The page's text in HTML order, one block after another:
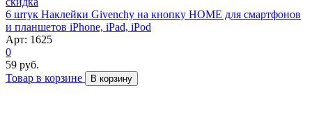
6 штук Наклейки Givenchy на кнопку HOME для смартфонов
и планшетов iPhone, iPad, iPod
Арт: 1625
0
59 руб.
Товар в корзине
В корзину